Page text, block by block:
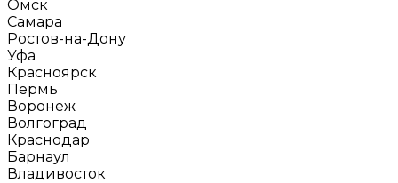
Омск
Самара
Ростов-на-Дону
Уфа
Красноярск
Пермь
Воронеж
Волгоград
Краснодар
Барнаул
Владивосток